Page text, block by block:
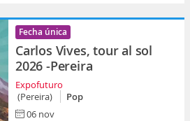
Fecha única
Carlos Vives, tour al sol
2026 -Pereira
Expofuturo
(Pereira)
Pop
06 nov